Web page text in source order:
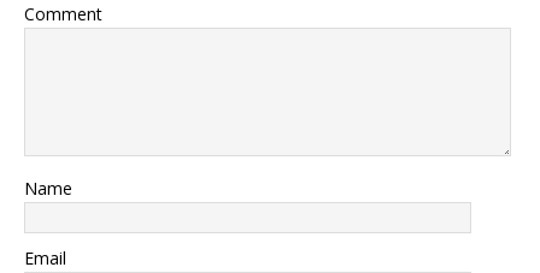
Comment
Name
Email